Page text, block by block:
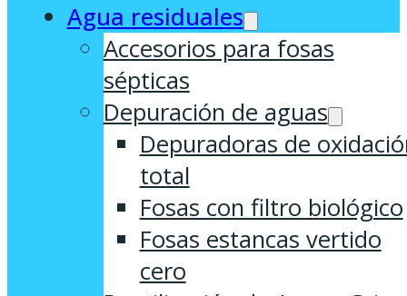
Agua residuales
Accesorios para fosas
sépticas
Depuración de aguas
Depuradoras de
total
Fosas con filtro biológico
Fosas estancas vertido
cero